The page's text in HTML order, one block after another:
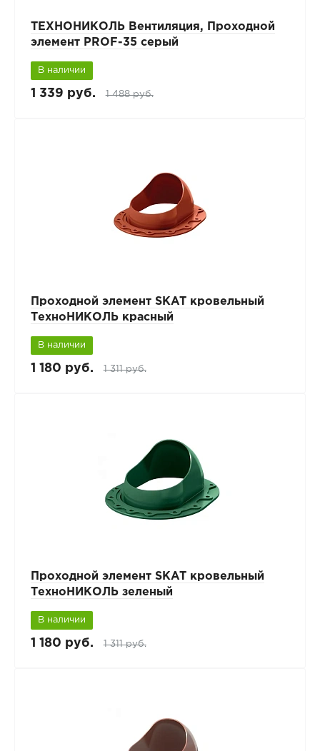
ТЕХНОНИКОЛЬ Вентиляция, Проходной
элемент PROF-35 серый
В наличии
1 339 руб. 1 488 руб.
Проходной элемент SKAT кровельный
ТехноНИКОЛЬ красный
В наличии
1 180 руб. 1 311 руб.
Проходной элемент SKAT кровельный
ТехноНИКОЛЬ зеленый
В наличии
1 180 руб. 1 311 руб.